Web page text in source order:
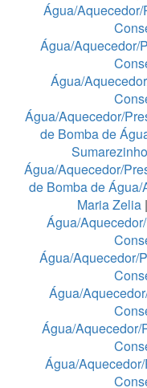
Água/
Água/Aquecedor/
Água/
Água/Aquecedor/
de Bomba de
Sumarezinho
Água/Aquecedor/
de Bomba de
Maria Zelia |
Água/
Água/Aquecedor/
Água/
Água/Aquecedor/
Água/